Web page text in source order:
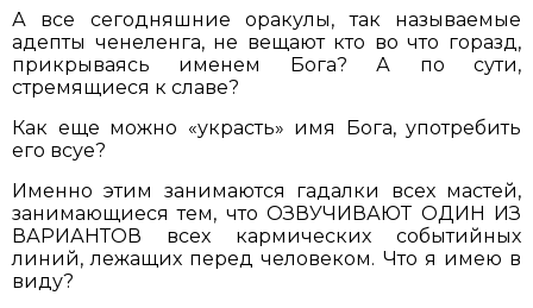
А все сегодняшние оракулы, так называемые
адепты ченеленга, не вещают кто во что горазд,
прикрываясь именем Бога? А по сути,
стремящиеся к славе?
Как еще можно «украсть» имя Бога, употребить
его всуе?
Именно этим занимаются гадалки всех мастей,
занимающиеся тем, что ОЗВУЧИВАЮТ ОДИН ИЗ
ВАРИАНТОВ всех кармических событийных
линий, лежащих перед человеком. Что я имею в
виду?